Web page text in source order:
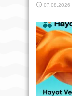
07.08.2026